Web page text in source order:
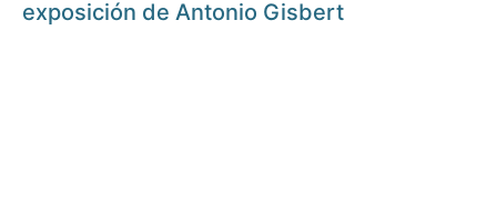
exposición de Antonio Gisbert